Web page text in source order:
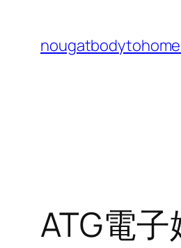
content
ATG電